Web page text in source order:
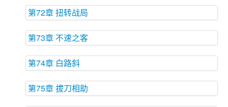
第72章 扭转战局
第73章 不速之客
第74章 白路斜
第75章 拔刀相助